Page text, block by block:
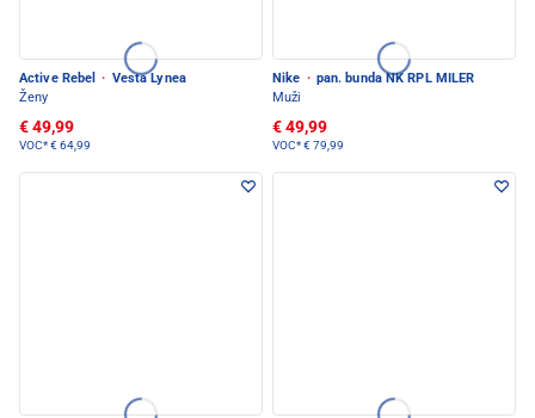
Active Rebel · Vesta Lynea
Ženy
€ 49,99
VOC*€ 64,99
Nike · pan. bunda NK RPL MILER
Muži
€ 49,99
VOC*€ 79,99